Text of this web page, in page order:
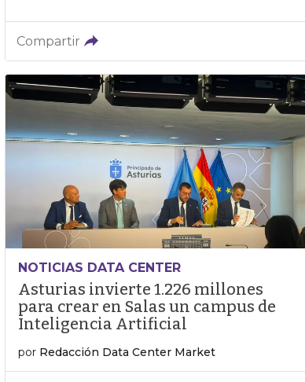
Compartir
NOTICIAS DATA CENTER
Asturias invierte 1.226 millones
para crear en Salas un campus de
Inteligencia Artificial
por Redacción Data Center Market